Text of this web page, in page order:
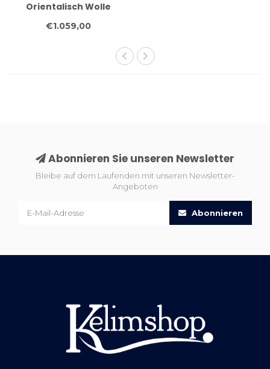
Orientalisch Wolle
Kelim Teppich 353x269
€1.059,00
Abonnieren Sie unseren Newsletter
Bleibe auf dem Laufenden mit unseren Newsletter-
Angeboten
Abonnieren